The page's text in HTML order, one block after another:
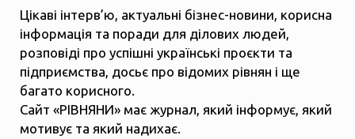
Цікаві інтерв’ю, актуальні бізнес-новини, корисна
інформація та поради для ділових людей,
розповіді про успішні українські проєкти та
підприємства, досьє про відомих рівнян і ще
багато корисного.
Сайт «РІВНЯНИ» має журнал, який інформує, який
мотивує та який надихає.